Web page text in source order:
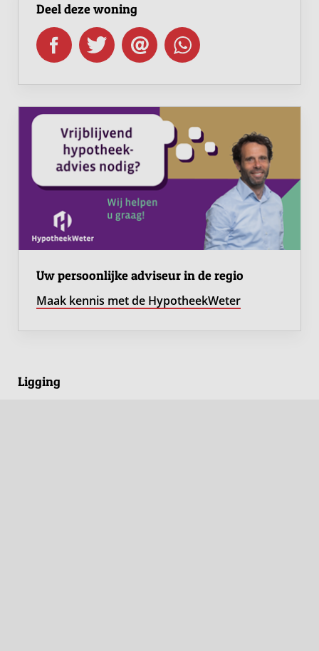
Deel deze woning
Uw persoonlijke adviseur in de regio
Maak kennis met de HypotheekWeter
Ligging